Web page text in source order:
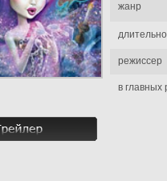
жанр
режиссер
в главных